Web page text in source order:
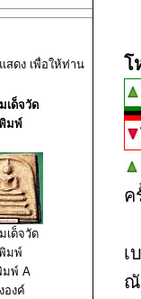
สดง เพื่อให้ท่าน
เด็จวัด
มพ์
เด็จวัด
มพ์
พ์ A
องค์
โ
เ
ณั